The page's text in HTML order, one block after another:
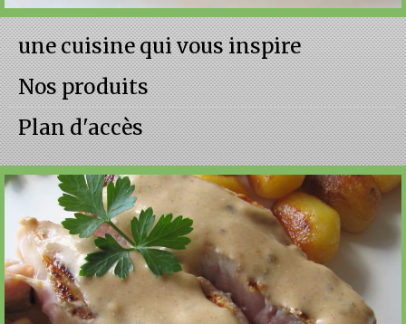
une cuisine qui vous inspire
Nos produits
Plan d'accès